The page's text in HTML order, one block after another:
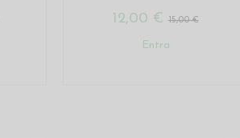
12,00 € 15,00 €
Entra